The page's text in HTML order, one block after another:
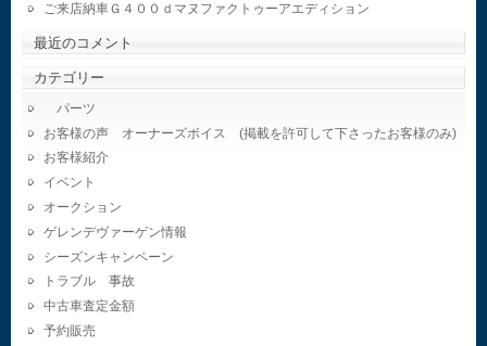
ご来店納車Ｇ４００ｄマヌファクトゥーアエディション
最近のコメント
カテゴリー
パーツ
お客様の声 オーナーズボイス (掲載を許可して下さったお客様のみ)
お客様紹介
イベント
オークション
ゲレンデヴァーゲン情報
シーズンキャンペーン
トラブル 事故
中古車査定金額
予約販売